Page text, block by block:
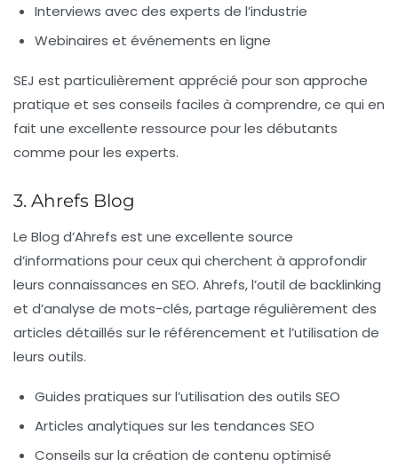
Interviews avec des experts de l’industrie
Webinaires et événements en ligne
SEJ est particulièrement apprécié pour son approche
pratique et ses conseils faciles à comprendre, ce qui en
fait une excellente ressource pour les débutants
comme pour les experts.
3. Ahrefs Blog
Le Blog d’Ahrefs est une excellente source
d’informations pour ceux qui cherchent à approfondir
leurs connaissances en SEO. Ahrefs, l’outil de backlinking
et d’analyse de mots-clés, partage régulièrement des
articles détaillés sur le référencement et l’utilisation de
leurs outils.
Guides pratiques sur l’utilisation des outils SEO
Articles analytiques sur les tendances SEO
Conseils sur la création de contenu optimisé